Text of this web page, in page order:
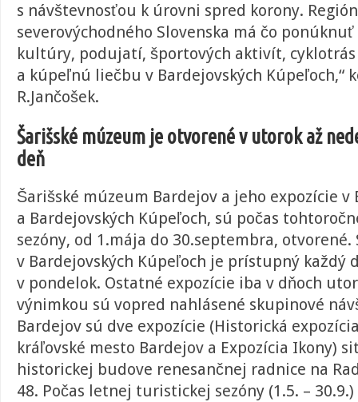
s návštevnosťou k úrovni spred korony. Región
severovýchodného Slovenska má čo
kultúry, podujatí, športových aktivít, cyklotrás
a kúpeľnú liečbu v Bardejovských Kúpeľoch,“
R.Jančošek.
Šarišské múzeum je otvorené v utorok až
deň
Šarišské múzeum Bardejov a jeho expozície v
a Bardejovských Kúpeľoch, sú počas
sezóny, od 1.mája do 30.septembra, otvorené.
v Bardejovských Kúpeľoch je prístupný každý
v pondelok. Ostatné expozície iba v dňoch
výnimkou sú vopred nahlásené skupinové
Bardejov sú dve expozície (Historická
kráľovské mesto Bardejov a Expozícia Ikony)
historickej budove renesančnej radnice na
48. Počas letnej turistickej sezóny (1.5. –